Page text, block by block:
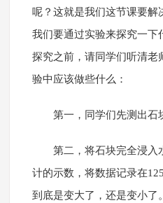
呢？这就是我们这节课要解
我们要通过实验来探究一下
探究之前，请同学们听清老
验中应该做些什么：
第一，同学们先测出石
第二，将石块完全浸入
计的示数，将数据记录在
到底是变大了，还是变小了。